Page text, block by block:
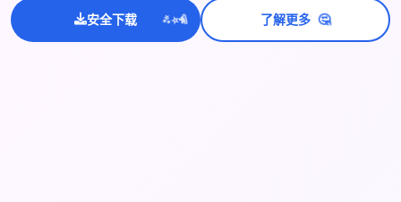
安全下载 ✨
⭐
💫 了解更多 🤔